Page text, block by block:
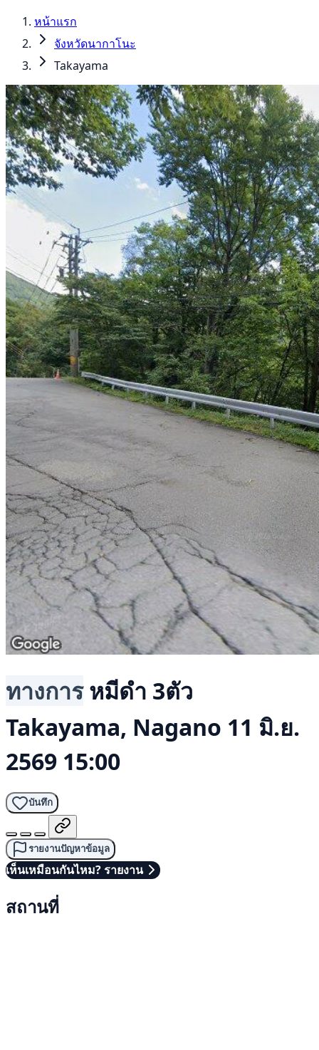
หน้าแรก
จังหวัดนากาโนะ
Takayama
ทางการ หมีดำ 3ตัว
Takayama, Nagano 11 มิ.ย.
2569 15:00
บันทึก
รายงานปัญหาข้อมูล
เห็นเหมือนกันไหม? รายงาน
สถานที่